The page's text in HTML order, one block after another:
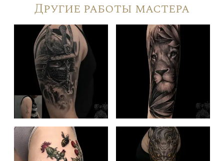
Другие работы мастера